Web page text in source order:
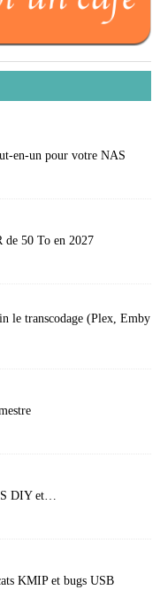
en-un pour votre NAS
de 50 To en 2027
le transcodage (Plex, Emby
DIY et…
KMIP et bugs USB